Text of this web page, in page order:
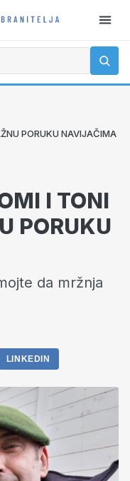
PORUKU NAVIJAČIMA
I TONI
PORUKU
da mržnja
LINKEDIN